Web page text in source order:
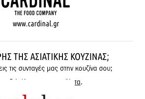
www.cardinal.gr
ΤΗΣ ΑΣΙΑΤΙΚΉΣ ΚΟΥΖΊΝΑΣ;
τις συνταγές μας στην κουζίνα σου;
εδώ όλα μας τα προϊόντα.